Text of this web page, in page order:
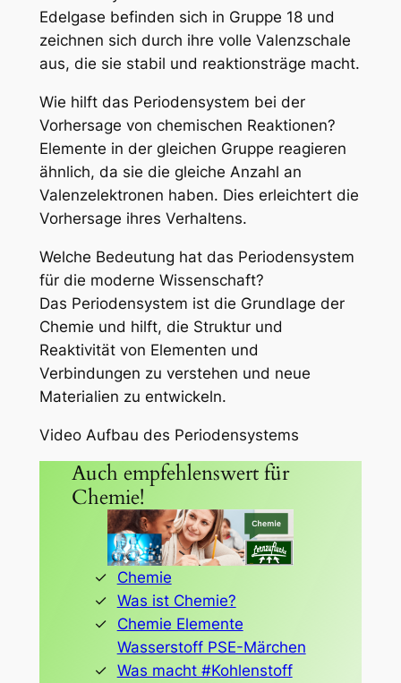
Edelgase befinden sich in Gruppe 18 und
zeichnen sich durch ihre volle Valenzschale
aus, die sie stabil und reaktionsträge macht.
Wie hilft das Periodensystem bei der
Vorhersage von chemischen Reaktionen?
Elemente in der gleichen Gruppe reagieren
ähnlich, da sie die gleiche Anzahl an
Valenzelektronen haben. Dies erleichtert die
Vorhersage ihres Verhaltens.
Welche Bedeutung hat das Periodensystem
für die moderne Wissenschaft?
Das Periodensystem ist die Grundlage der
Chemie und hilft, die Struktur und
Reaktivität von Elementen und
Verbindungen zu verstehen und neue
Materialien zu entwickeln.
Video Aufbau des Periodensystems
Auch empfehlenswert für
Chemie!
Chemie
Was ist Chemie?
Chemie Elemente
Wasserstoff PSE-Märchen
Was macht #Kohlenstoff